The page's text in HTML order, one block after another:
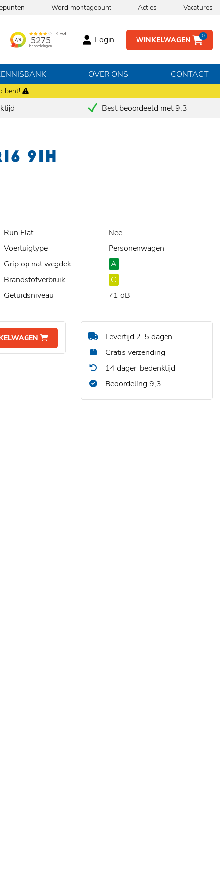
bent!
Word montagepunt Acties Vacatures
WINKELWAGEN 0
Login
OVER ONS CONTACT
Best beoordeeld met 9.3
91H
Run Flat
Nee
Voertuigtype
Personenwagen
Grip op nat wegdek
A
Brandstofverbruik
C
Geluidsniveau
71 dB
Levertijd 2-5 dagen
Gratis verzending
14 dagen bedenktijd
Beoordeling 9,3